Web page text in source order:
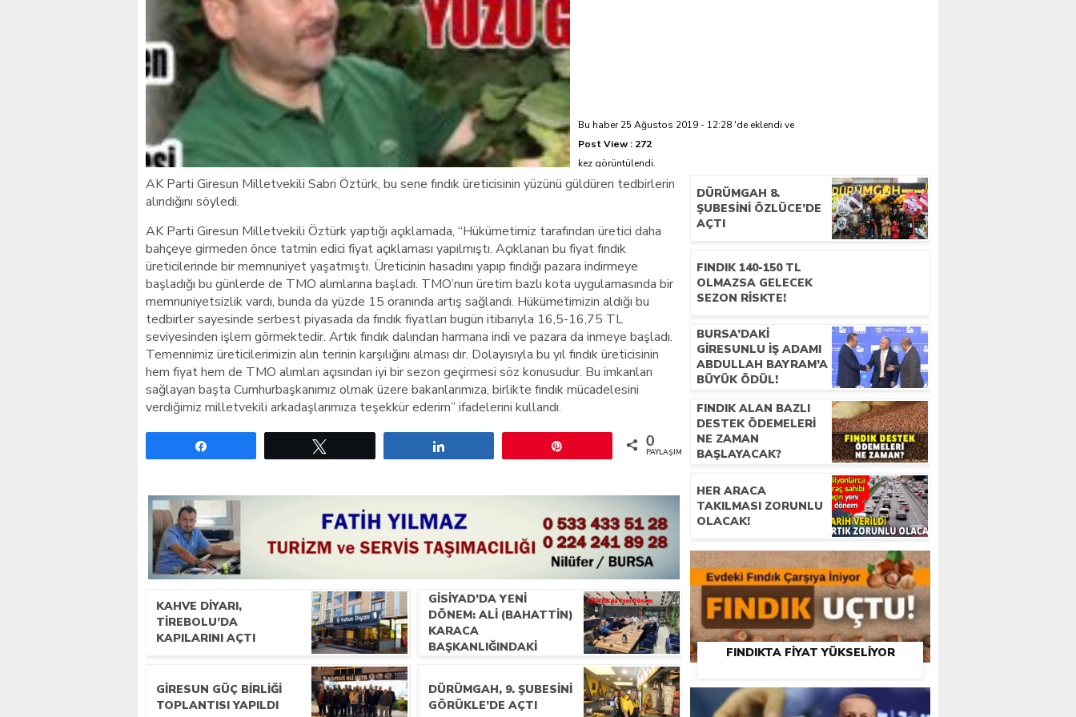
Giresunlu sürücü Orhangazi’de hayatını kaybetti
Bu haber 25 Ağustos 2019 - 12:28 'de eklendi ve
Post View : 272
kez görüntülendi.
AK Parti Giresun Milletvekili Sabri Öztürk, bu sene fındık üreticisinin yüzünü güldüren tedbirlerin
alındığını söyledi.
AK Parti Giresun Milletvekili Öztürk yaptığı açıklamada, “Hükümetimiz tarafından üretici daha
bahçeye girmeden önce tatmin edici fiyat açıklaması yapılmıştı. Açıklanan bu fiyat fındık
üreticilerinde bir memnuniyet yaşatmıştı. Üreticinin hasadını yapıp fındığı pazara indirmeye
başladığı bu günlerde de TMO alımlarına başladı. TMO’nun üretim bazlı kota uygulamasında bir
memnuniyetsizlik vardı, bunda da yüzde 15 oranında artış sağlandı. Hükümetimizin aldığı bu
tedbirler sayesinde serbest piyasada da fındık fiyatları bugün itibarıyla 16,5-16,75 TL
seviyesinden işlem görmektedir. Artık fındık dalından harmana indi ve pazara da inmeye başladı.
Temennimiz üreticilerimizin alın terinin karşılığını alması dır. Dolayısıyla bu yıl fındık üreticisinin
hem fiyat hem de TMO alımları açısından iyi bir sezon geçirmesi söz konusudur. Bu imkanları
sağlayan başta Cumhurbaşkanımız olmak üzere bakanlarımıza, birlikte fındık mücadelesini
verdiğimiz milletvekili arkadaşlarımıza teşekkür ederim” ifadelerini kullandı.
0
PAYLAŞIMLAR
KAHVE DIYARI,
TIREBOLU’DA
KAPILARINI AÇTI
GİSİYAD’DA YENI
DÖNEM: ALI (BAHATTIN)
KARACA
BAŞKANLIĞINDAKI
TOPLANTISINI
GERÇEKLEŞTIRDI
GIRESUN GÜÇ BIRLIĞI
TOPLANTISI YAPILDI
DÜRÜMGAH, 9. ŞUBESINI
GÖRÜKLE’DE AÇTI
DÜRÜMGAH 8.
ŞUBESINI ÖZLÜCE’DE
AÇTI
FINDIK 140-150 TL
OLMAZSA GELECEK
SEZON RISKTE!
BURSA’DAKI
GIRESUNLU İŞ ADAMI
ABDULLAH BAYRAM’A
BÜYÜK ÖDÜL!
FINDIK ALAN BAZLI
DESTEK ÖDEMELERI
NE ZAMAN
BAŞLAYACAK?
HER ARACA
TAKILMASI ZORUNLU
OLACAK!
FINDIKTA FIYAT YÜKSELIYOR